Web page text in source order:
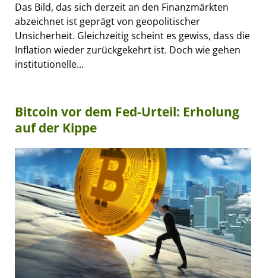
Das Bild, das sich derzeit an den Finanzmärkten
abzeichnet ist geprägt von geopolitischer
Unsicherheit. Gleichzeitig scheint es gewiss, dass die
Inflation wieder zurückgekehrt ist. Doch wie gehen
institutionelle...
Bitcoin vor dem Fed-Urteil: Erholung
auf der Kippe